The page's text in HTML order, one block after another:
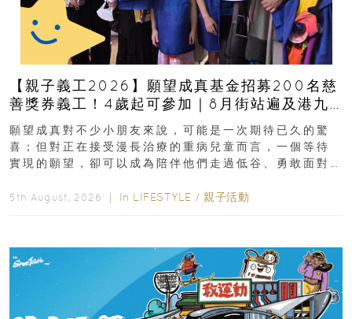
【親子義工2026】願望成真基金招募200名慈
善獎券義工！4歲起可參加｜8月街站遍及港九
新界
願望成真對不少小朋友來說，可能是一次期待已久的驚
喜；但對正在接受漫長治療的重病兒童而言，一個等待
實現的願望，卻可以成為陪伴他們走過低谷、勇敢面對
5th August, 2026 ｜ In LIFESTYLE / 親子活動